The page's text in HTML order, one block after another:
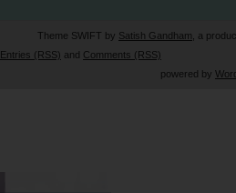
Theme SWIFT by Satish Gandham , a
Entries (RSS) and Comments (RSS)
powered by